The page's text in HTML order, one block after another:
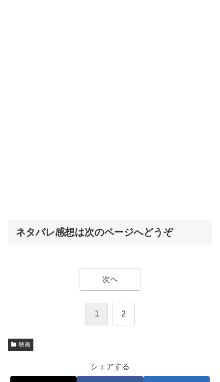
ネタバレ感想は次のページへどうぞ
次へ
1 2
映画
シェアする